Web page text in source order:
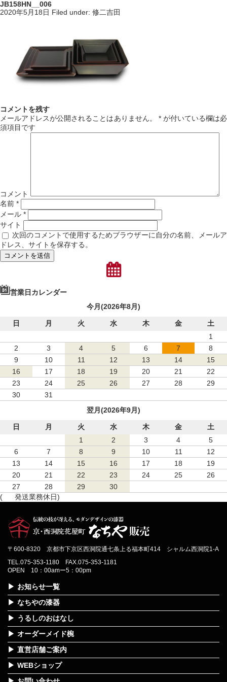
JB158HN__006
2020年5月18日 Filed under: 修二吉田
コメントを残す
メールアドレスが公開されることはありません。
*が付いている欄は必
須項目です
コメント
名前 *
メール *
サイト
次回のコメントで使用するためブラウザーに自分の名前、メールア
ドレス、サイトを保存する。
営業日カレンダー
今月(2026年8月)
日 月 火 水 木 金
土
1
2
3 4 5 6 7
8
9
10 11 12 13 14
15
16
17 18 19 20 21
22
23
24 25 26 27 28
29
30
31
翌月(2026年9月)
日 月 火 水 木 金
土
1
2 3 4
5
6
7 8 9 10 11
12
13
14 15 16 17 18
19
20
21 22 23 24 25
26
27
28 29
30
(
発送業務休日)
〒600-8320 京都市下京区西洞院通七条上る福本町414 シャルム西洞院1-A
TEL.075-353-1180 FAX.075-353-1181
OPEN 10：00amー5：00pm
お知らせ一覧
なちやの漆器
うるしのおはなし
オーダーメイド椀
直営店舗ご案内
WEBショップ